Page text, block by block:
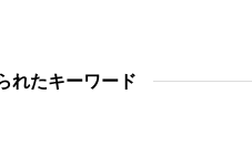
れたキーワード